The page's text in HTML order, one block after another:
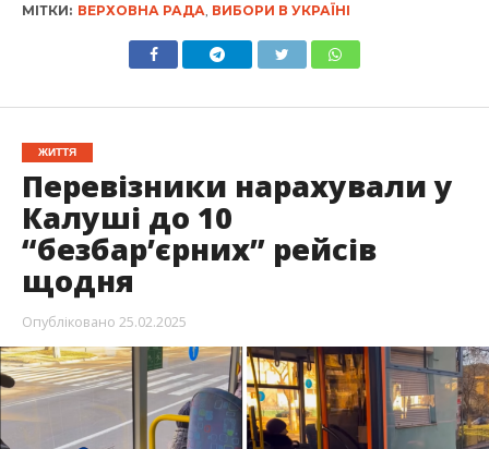
МІТКИ: ВЕРХОВНА РАДА ВИБОРИ В УКРАЇНІ
ЖИТТЯ
Перевізники нарахували у
Калуші до 10
“безбар’єрних” рейсів
щодня
Опубліковано 25.02.2025